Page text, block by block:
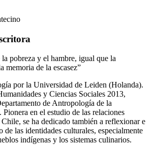
la pobreza y el hambre, igual que la
memoria de la escasez”
por la Universidad de Leiden (Holanda).
y Ciencias Sociales 2013,
de Antropología de la
en el estudio de las relaciones
se ha dedicado también a reflexionar e
de las identidades culturales, especialmente
indígenas y los sistemas culinarios.